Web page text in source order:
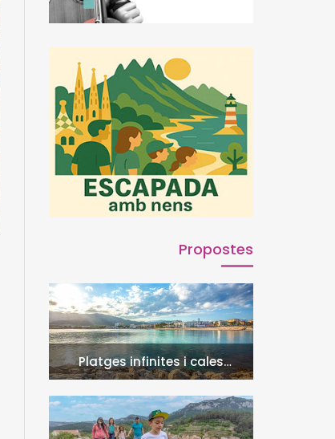
Propostes
Platges infinites i cales
naturals a l'Hospitalet de
l'Infant i la Vall de Llors